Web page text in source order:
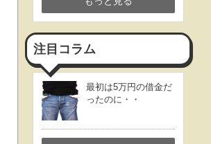
注目コラム
最初は5万円の借金だ
ったのに・・